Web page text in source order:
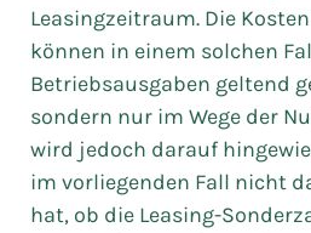
Leasingzeitraum. Die
können in einem solchen
Betriebsausgaben geltend
sondern nur im Wege der
wird jedoch darauf
im vorliegenden Fall nicht
hat, ob die Leasing-